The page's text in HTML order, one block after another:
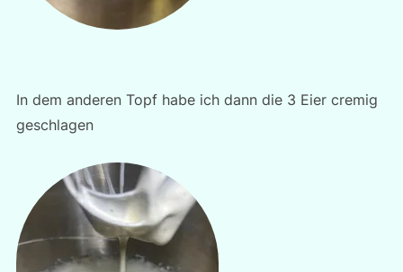
In dem anderen Topf habe ich dann die 3 Eier cremig
geschlagen